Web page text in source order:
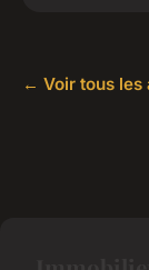
← Voir tous les